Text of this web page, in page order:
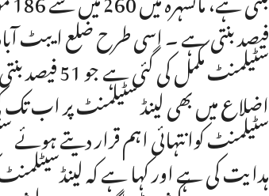
سٹیلمنٹ
اضلاع میں بھی لینڈ سٹیلمنٹ پر اب
سٹیلمنٹ کوانتہائی اہم قرار دیتے
ہدایت کی ہے اور کہا ہے کہ